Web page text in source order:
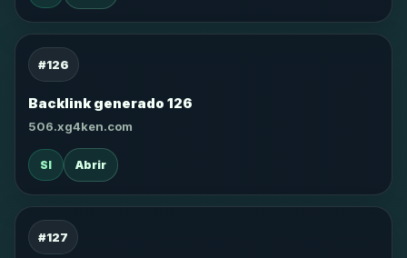
#126
Backlink generado 126
506.xg4ken.com
SI Abrir
#127